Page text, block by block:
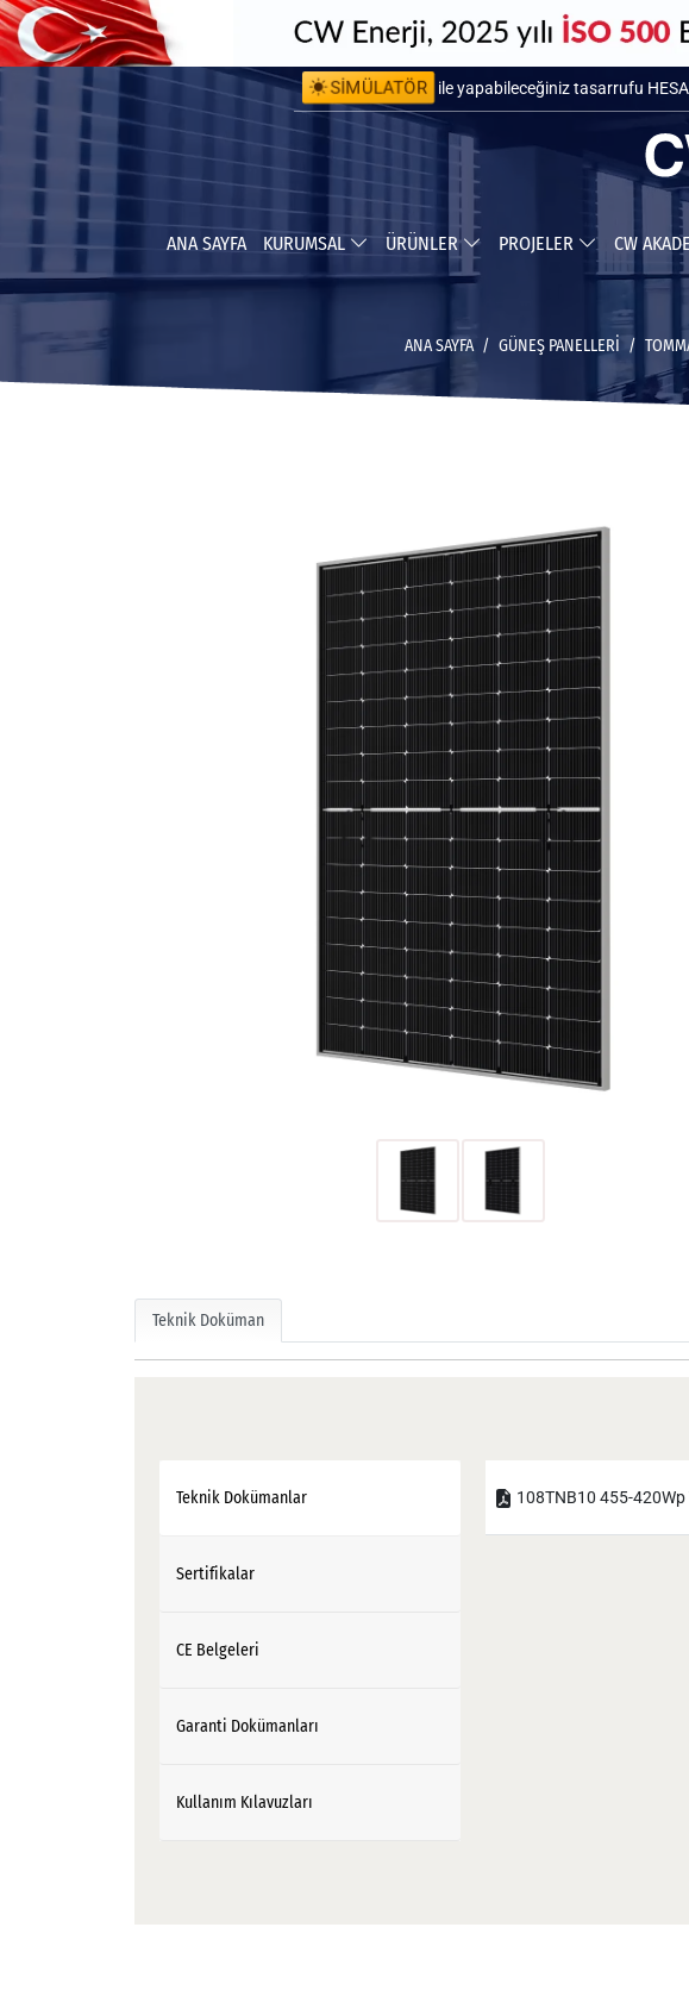
SİMÜLATÖR
ile kurulum maliyetini
ile yapabileceğiniz tasarrufu
ANA SAYFA KURUMSAL ÜRÜNLER PROJELER CW
ANA SAYFA GÜNEŞ PANELLERİ
Teknik Doküman
Teknik Dokümanlar
Sertifikalar
CE Belgeleri
Garanti Dokümanları
Kullanım Kılavuzları
108TNB10 455-